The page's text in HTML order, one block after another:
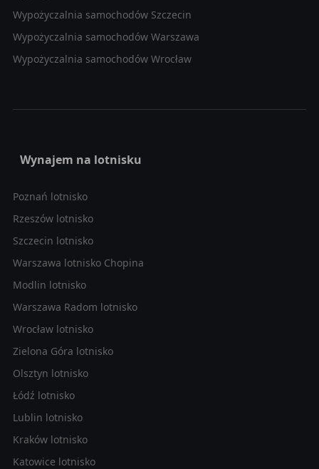
Wypożyczalnia samochodów Szczecin
Wypożyczalnia samochodów Warszawa
Wypożyczalnia samochodów Wrocław
Wynajem na lotnisku
Poznań lotnisko
Rzeszów lotnisko
Szczecin lotnisko
Warszawa lotnisko Chopina
Modlin lotnisko
Warszawa Radom lotnisko
Wrocław lotnisko
Zielona Góra lotnisko
Olsztyn lotnisko
Łódź lotnisko
Lublin lotnisko
Kraków lotnisko
Katowice lotnisko